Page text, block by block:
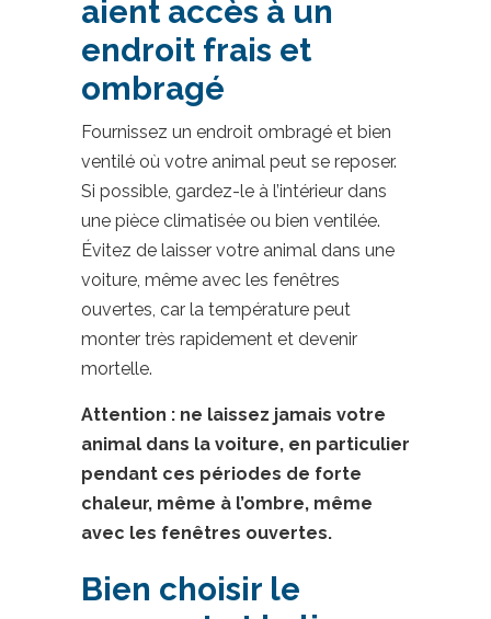
aient accès à un
endroit frais et
ombragé
Fournissez un endroit ombragé et bien
ventilé où votre animal peut se reposer.
Si possible, gardez-le à l’intérieur dans
une pièce climatisée ou bien ventilée.
Évitez de laisser votre animal dans une
voiture, même avec les fenêtres
ouvertes, car la température peut
monter très rapidement et devenir
mortelle.
Attention : ne laissez jamais votre
animal dans la voiture, en particulier
pendant ces périodes de forte
chaleur, même à l’ombre, même
avec les fenêtres ouvertes.
Bien choisir le